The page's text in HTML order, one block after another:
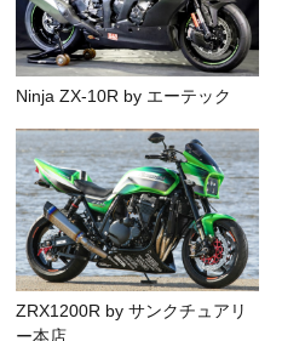
Ninja ZX-10R by エーテック
ZRX1200R by サンクチュアリ
ー本店